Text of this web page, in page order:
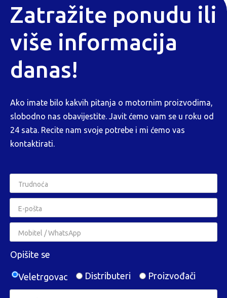
Zatražite ponudu ili
više informacija
danas!
Ako imate bilo kakvih pitanja o motornim proizvodima,
slobodno nas obavijestite. Javit ćemo vam se u roku od
24 sata. Recite nam svoje potrebe i mi ćemo vas
kontaktirati.
Opišite se
Veletrgovac Distributeri Proizvođači